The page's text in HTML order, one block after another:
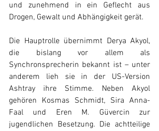
und zunehmend in ein Geflecht aus
Drogen, Gewalt und Abhängigkeit gerät.
Die Hauptrolle übernimmt Derya Akyol,
die bislang vor allem als
Synchronsprecherin bekannt ist – unter
Ashtray ihre Stimme. Neben Akyol
gehören Kosmas Schmidt, Sira Anna-
Faal und Eren M. Güvercin zur
jugendlichen Besetzung. Die achtteilige